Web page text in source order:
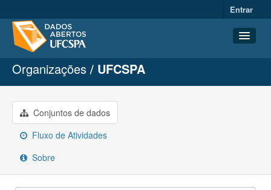
Entrar
Conjuntos de dados
Organizações
Grupos
Sobre
Organizações UFCSPA
Conjuntos de dados
Fluxo de Atividades
Sobre